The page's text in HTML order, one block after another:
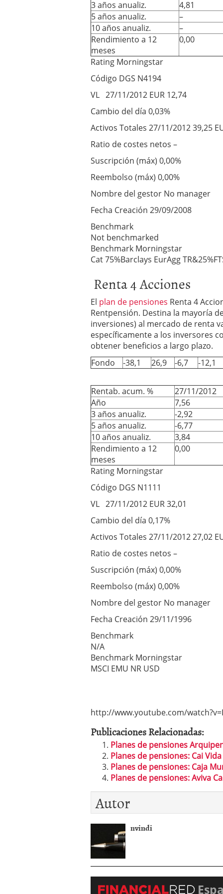
3 años anualiz.
4,81
5 años anualiz.
–
10 años anualiz.
–
Rendimiento a 12
meses
0,00
Rating Morningstar
Código DGS N4194
VL 27/11/2012 EUR 12,74
Cambio del día 0,03%
Activos Totales 27/11/2012 39,25
Ratio de costes netos –
Suscripción (máx) 0,00%
Reembolso (máx) 0,00%
Nombre del gestor No manager
Fecha Creación 29/09/2008
Benchmark
Not benchmarked
Benchmark Morningstar
Cat 75%Barclays EurAgg
Renta 4 Acciones
El plan de pensiones Renta 4
Rentpensión. Destina la mayoría
inversiones) al mercado de renta
específicamente a los inversores
obtener beneficios a largo plazo.
Fondo
-38,1 26,9 -6,7 -12,1
Rentab. acum. %
27/11/2012
Año
7,56
3 años anualiz.
-2,92
5 años anualiz.
-6,77
10 años anualiz.
3,84
Rendimiento a 12
meses
0,00
Rating Morningstar
Código DGS N1111
VL 27/11/2012 EUR 32,01
Cambio del día 0,17%
Activos Totales 27/11/2012 27,02
Ratio de costes netos –
Suscripción (máx) 0,00%
Reembolso (máx) 0,00%
Nombre del gestor No manager
Fecha Creación 29/11/1996
Benchmark
N/A
Benchmark Morningstar
MSCI EMU NR USD
http://www.youtube.com/
Publicaciones Relacionadas:
Planes de pensiones
Planes de pensiones: Cai
Planes de pensiones: Caja
Planes de pensiones: Aviva
Autor
nvindi